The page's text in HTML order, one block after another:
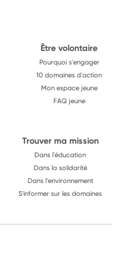
Être volontaire
Pourquoi s'engager
10 domaines d'action
Mon espace jeune
FAQ jeune
Trouver ma mission
Dans l'éducation
Dans la solidarité
Dans l'environnement
S'informer sur les domaines